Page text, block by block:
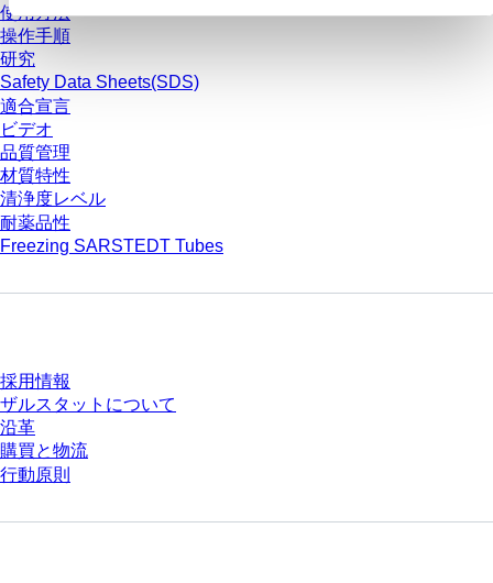
使用方法
操作手順
研究
Safety Data Sheets(SDS)
適合宣言
ビデオ
品質管理
材質特性
清浄度レベル
耐薬品性
Freezing SARSTEDT Tubes
採用情報
ザルスタットについて
沿革
購買と物流
行動原則